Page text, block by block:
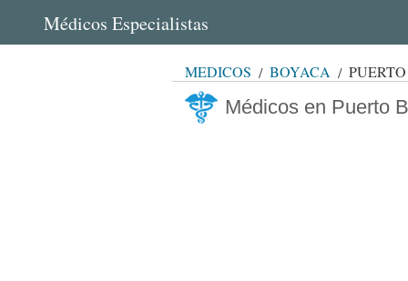
Médicos Especialistas
MÉDICOS BOYACÁ
Médicos en Puerto